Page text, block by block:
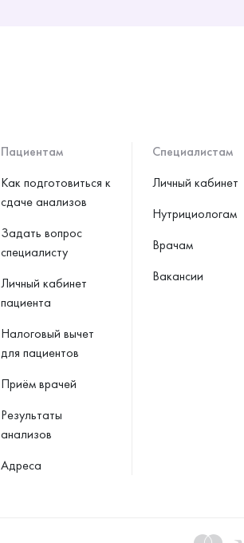
Пациентам
Как подготовиться к
сдаче анализов
Задать вопрос
специалисту
Личный кабинет
пациента
Налоговый вычет
для пациентов
Приём врачей
Результаты
анализов
Адреса
Специалистам
Личный кабинет
Нутрициологам
Врачам
Вакансии